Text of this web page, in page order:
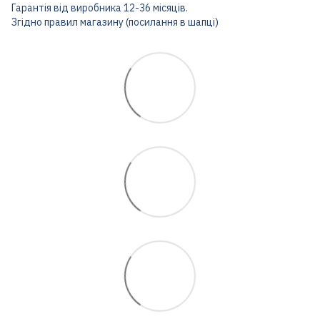
Гарантія від виробника 12-36 місяців.
Згідно правил магазину (посилання в шапці)